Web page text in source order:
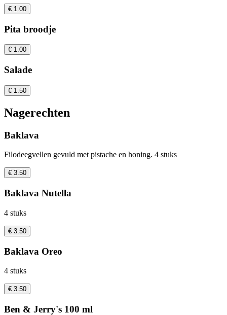
€ 1.00
Pita broodje
€ 1.00
Salade
€ 1.50
Nagerechten
Baklava
Filodeegvellen gevuld met pistache en honing. 4 stuks
€ 3.50
Baklava Nutella
4 stuks
€ 3.50
Baklava Oreo
4 stuks
€ 3.50
Ben & Jerry's 100 ml